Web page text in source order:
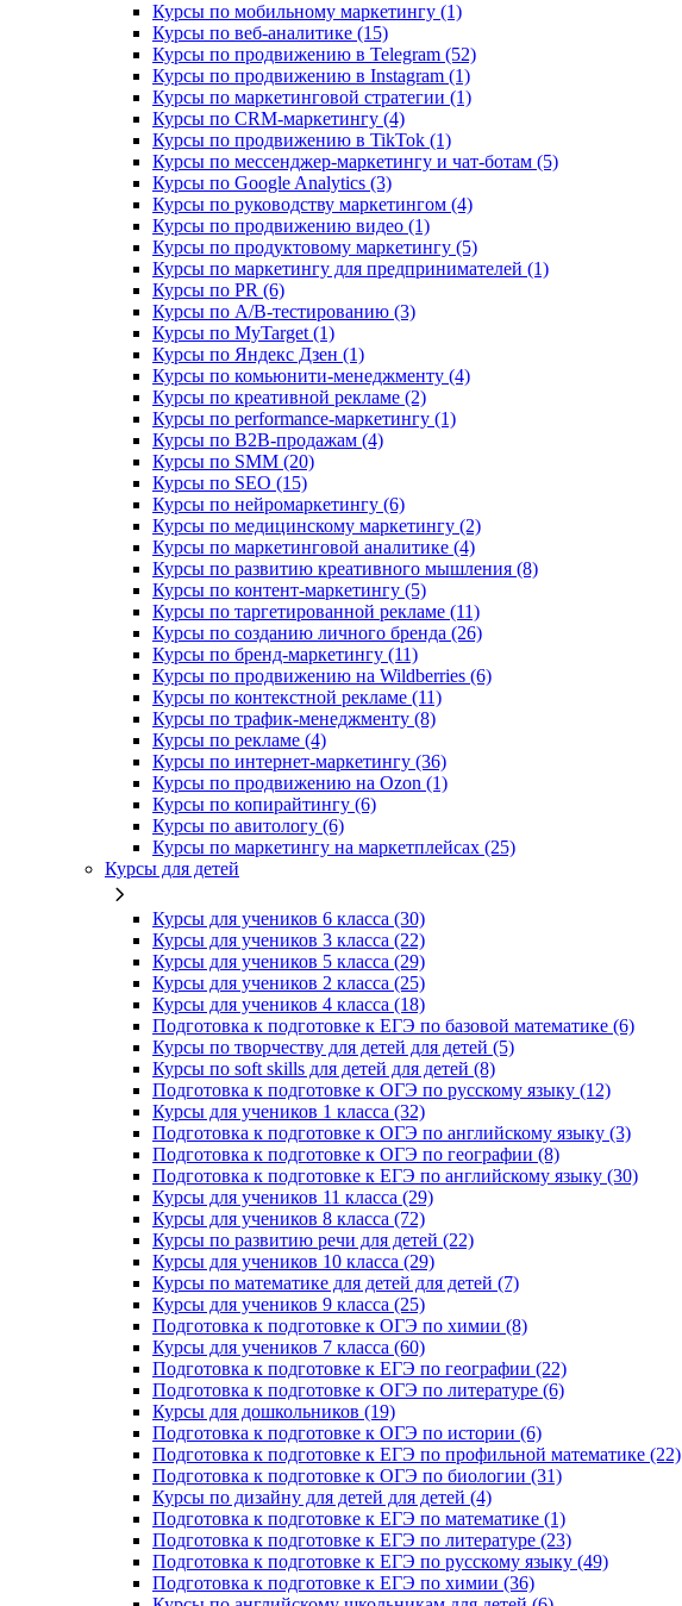
Курсы по мобильному маркетингу (1)
Курсы по веб-аналитике (15)
Курсы по продвижению в Telegram (52)
Курсы по продвижению в Instagram (1)
Курсы по маркетинговой стратегии (1)
Курсы по CRM-маркетингу (4)
Курсы по продвижению в TikTok (1)
Курсы по мессенджер-маркетингу и чат-ботам (5)
Курсы по Google Analytics (3)
Курсы по руководству маркетингом (4)
Курсы по продвижению видео (1)
Курсы по продуктовому маркетингу (5)
Курсы по маркетингу для предпринимателей (1)
Курсы по PR (6)
Курсы по A/B-тестированию (3)
Курсы по MyTarget (1)
Курсы по Яндекс Дзен (1)
Курсы по комьюнити-менеджменту (4)
Курсы по креативной рекламе (2)
Курсы по performance-маркетингу (1)
Курсы по B2B-продажам (4)
Курсы по SMM (20)
Курсы по SEO (15)
Курсы по нейромаркетингу (6)
Курсы по медицинскому маркетингу (2)
Курсы по маркетинговой аналитике (4)
Курсы по развитию креативного мышления (8)
Курсы по контент-маркетингу (5)
Курсы по таргетированной рекламе (11)
Курсы по созданию личного бренда (26)
Курсы по бренд-маркетингу (11)
Курсы по продвижению на Wildberries (6)
Курсы по контекстной рекламе (11)
Курсы по трафик-менеджменту (8)
Курсы по рекламе (4)
Курсы по интернет-маркетингу (36)
Курсы по продвижению на Ozon (1)
Курсы по копирайтингу (6)
Курсы по авитологу (6)
Курсы по маркетингу на маркетплейсах (25)
Курсы для детей
Курсы для учеников 6 класса (30)
Курсы для учеников 3 класса (22)
Курсы для учеников 5 класса (29)
Курсы для учеников 2 класса (25)
Курсы для учеников 4 класса (18)
Подготовка к подготовке к ЕГЭ по базовой математике (6)
Курсы по творчеству для детей для детей (5)
Курсы по soft skills для детей для детей (8)
Подготовка к подготовке к ОГЭ по русскому языку (12)
Курсы для учеников 1 класса (32)
Подготовка к подготовке к ОГЭ по английскому языку (3)
Подготовка к подготовке к ОГЭ по географии (8)
Подготовка к подготовке к ЕГЭ по английскому языку (30)
Курсы для учеников 11 класса (29)
Курсы для учеников 8 класса (72)
Курсы по развитию речи для детей (22)
Курсы для учеников 10 класса (29)
Курсы по математике для детей для детей (7)
Курсы для учеников 9 класса (25)
Подготовка к подготовке к ОГЭ по химии (8)
Курсы для учеников 7 класса (60)
Подготовка к подготовке к ЕГЭ по географии (22)
Подготовка к подготовке к ОГЭ по литературе (6)
Курсы для дошкольников (19)
Подготовка к подготовке к ОГЭ по истории (6)
Подготовка к подготовке к ЕГЭ по профильной математике (22)
Подготовка к подготовке к ОГЭ по биологии (31)
Курсы по дизайну для детей для детей (4)
Подготовка к подготовке к ЕГЭ по математике (1)
Подготовка к подготовке к ЕГЭ по литературе (23)
Подготовка к подготовке к ЕГЭ по русскому языку (49)
Подготовка к подготовке к ЕГЭ по химии (36)